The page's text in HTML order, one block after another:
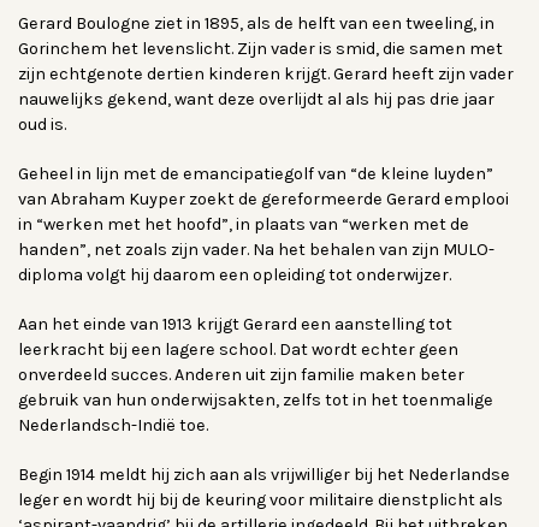
Gerard Boulogne ziet in 1895, als de helft van een tweeling, in
Gorinchem het levenslicht. Zijn vader is smid, die samen met
zijn echtgenote dertien kinderen krijgt. Gerard heeft zijn vader
nauwelijks gekend, want deze overlijdt al als hij pas drie jaar
oud is.
Geheel in lijn met de emancipatiegolf van “de kleine luyden”
van Abraham Kuyper zoekt de gereformeerde Gerard emplooi
in “werken met het hoofd”, in plaats van “werken met de
handen”, net zoals zijn vader. Na het behalen van zijn MULO-
diploma volgt hij daarom een opleiding tot onderwijzer.
Aan het einde van 1913 krijgt Gerard een aanstelling tot
leerkracht bij een lagere school. Dat wordt echter geen
onverdeeld succes. Anderen uit zijn familie maken beter
gebruik van hun onderwijsakten, zelfs tot in het toenmalige
Nederlandsch-Indië toe.
Begin 1914 meldt hij zich aan als vrijwilliger bij het Nederlandse
leger en wordt hij bij de keuring voor militaire dienstplicht als